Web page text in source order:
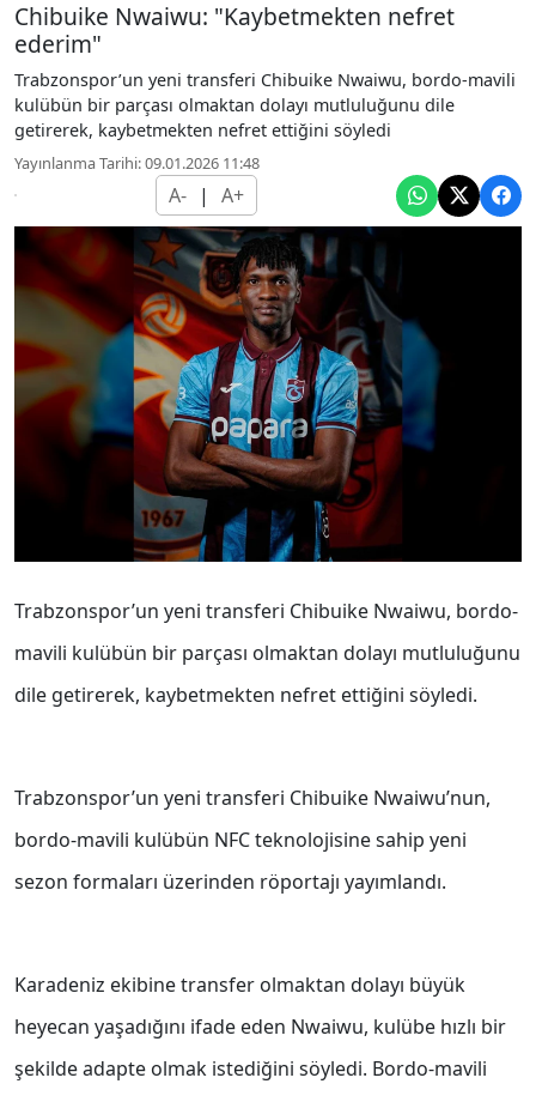
Chibuike Nwaiwu: "Kaybetmekten nefret
ederim"
Trabzonspor’un yeni transferi Chibuike Nwaiwu, bordo-mavili
kulübün bir parçası olmaktan dolayı mutluluğunu dile
getirerek, kaybetmekten nefret ettiğini söyledi
Yayınlanma Tarihi: 09.01.2026 11:48
A- | A+
Trabzonspor’un yeni transferi Chibuike Nwaiwu, bordo-
mavili kulübün bir parçası olmaktan dolayı mutluluğunu
dile getirerek, kaybetmekten nefret ettiğini söyledi.
Trabzonspor’un yeni transferi Chibuike Nwaiwu’nun,
bordo-mavili kulübün NFC teknolojisine sahip yeni
sezon formaları üzerinden röportajı yayımlandı.
Karadeniz ekibine transfer olmaktan dolayı büyük
heyecan yaşadığını ifade eden Nwaiwu, kulübe hızlı bir
şekilde adapte olmak istediğini söyledi. Bordo-mavili